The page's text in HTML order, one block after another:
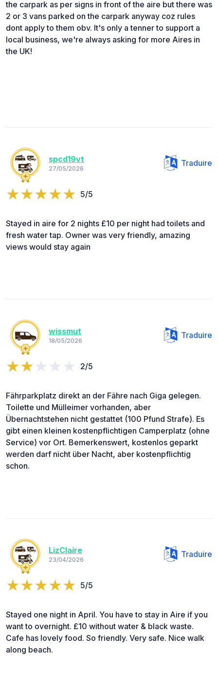
the carpark as per signs in front of the aire but there was
2 or 3 vans parked on the carpark anyway coz rules
dont apply to them obv. It's only a tenner to support a
local business, we're always asking for more Aires in
the UK!
spcd19vt
27/05/2026
Traduire
5/5
Stayed in aire for 2 nights £10 per night had toilets and
fresh water tap. Owner was very friendly, amazing
views would stay again
wissmut
18/05/2026
Traduire
2/5
Fährparkplatz direkt an der Fähre nach Giga gelegen.
Toilette und Mülleimer vorhanden, aber
Übernachtstehen nicht gestattet (100 Pfund Strafe). Es
gibt einen kleinen kostenpflichtigen Camperplatz (ohne
Service) vor Ort. Bemerkenswert, kostenlos geparkt
werden darf nicht über Nacht, aber kostenpflichtig
schon.
LizClaire
23/04/2026
Traduire
5/5
Stayed one night in April. You have to stay in Aire if you
want to overnight. £10 without water & black waste.
Cafe has lovely food. So friendly. Very safe. Nice walk
along beach.